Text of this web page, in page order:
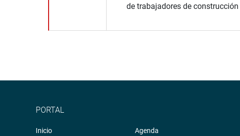
de trabajadores de construcción
PORTAL
Inicio Agenda